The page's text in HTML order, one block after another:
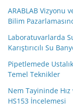
ARABLAB Vizyonu
Bilim
Laboratuvarlarda
Karıştırıcılı Su
Pipetlemede
Temel Teknikler
Nem Tayininde
HS153 İncelemesi